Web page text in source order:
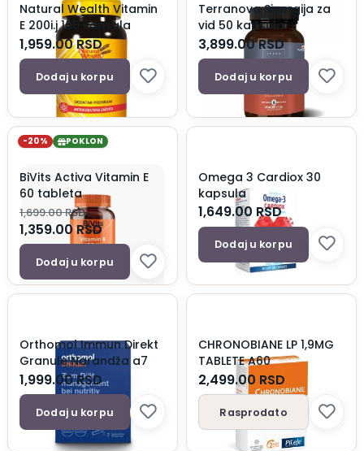
Natural Wealth Vitamin
E 200i.j 100 kapsula
1,959.00RSD
Dodaj u korpu
Terranova Sinergija za
vid 50 kapsula
3,899.00RSD
Dodaj u korpu
-20% POKLON
BiVits Activa Vitamin E
60 tableta
1,699.00RSD
1,359.00RSD
Dodaj u korpu
Omega 3 Cardiox 30
kapsula
1,649.00 RSD
Dodaj u korpu
Orthomol Immun Direkt
Granule Narandža a7
1,999.00RSD
Dodaj u korpu
CHRONOBIANE LP 1,9MG
TABLETE A60
2,499.00 RSD
Rasprodato